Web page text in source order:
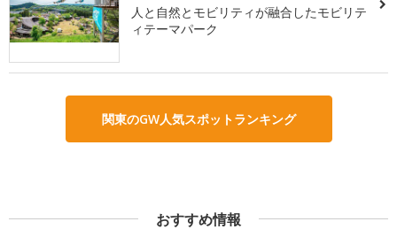
人と自然とモビリティが融合したモビリテ
ィテーマパーク
関東のGW人気スポットランキング
おすすめ情報